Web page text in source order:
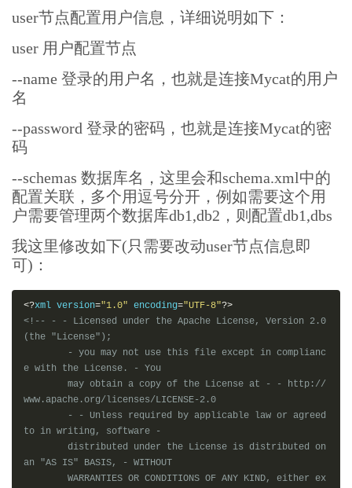
user节点配置用户信息，详细说明如下：
user 用户配置节点
--name 登录的用户名，也就是连接Mycat的用户
名
--password 登录的密码，也就是连接Mycat的密
码
--schemas 数据库名，这里会和schema.xml中的
配置关联，多个用逗号分开，例如需要这个用
户需要管理两个数据库db1,db2，则配置db1,dbs
我这里修改如下(只需要改动user节点信息即
可)：
<?xml version="1.0" encoding="UTF-8"?>
<!-- - - Licensed under the Apache License, Version 2.0
(the "License");
e with the License. - You
www.apache.org/licenses/LICENSE-2.0
to in writing, software -
an "AS IS" BASIS, - WITHOUT